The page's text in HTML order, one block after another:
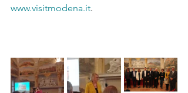
www.visitmodena.it.